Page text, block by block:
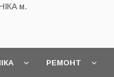
м.
РЕМОНТ